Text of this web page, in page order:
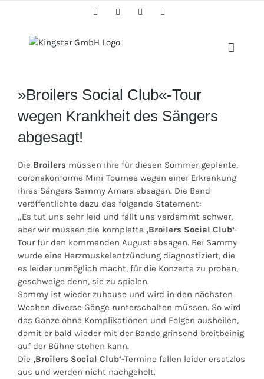
FacebookTwitter Instagram
»Broilers Social Club«-Tour
wegen Krankheit des Sängers
abgesagt!
Die Broilers müssen ihre für diesen Sommer geplante,
coronakonforme Mini-Tournee wegen einer Erkrankung
ihres Sängers Sammy Amara absagen. Die Band
veröffentlichte dazu das folgende Statement:
„Es tut uns sehr leid und fällt uns verdammt schwer,
aber wir müssen die komplette ‚Broilers Social Club‘-
Tour für den kommenden August absagen. Bei Sammy
wurde eine Herzmuskelentzündung diagnostiziert, die
es leider unmöglich macht, für die Konzerte zu proben,
geschweige denn, sie zu spielen.
Sammy ist wieder zuhause und wird in den nächsten
Wochen diverse Gänge runterschalten müssen. So wird
das Ganze ohne Komplikationen und Folgen ausheilen,
damit er bald wieder mit der Bande grinsend breitbeinig
auf der Bühne stehen kann.
Die ‚Broilers Social Club‘-Termine fallen leider ersatzlos
aus und werden nicht nachgeholt.